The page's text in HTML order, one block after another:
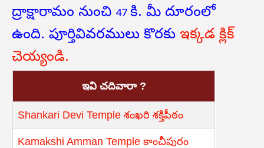
ద్రాక్షారామం నుంచి 47 కి. మీ దూరంలో
ఉంది. పూర్తివివరములు కొరకు ఇక్కడ క్లిక్
చెయ్యండి.
ఇవి చదివారా ?
Shankari Devi Temple శంఖరి శక్తిపీఠం
Kamakshi Amman Temple కాంచీపురం